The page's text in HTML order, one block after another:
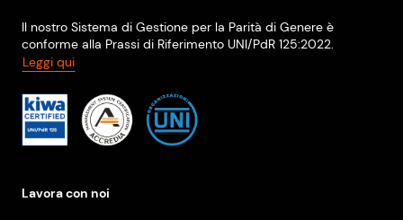
Il nostro Sistema di Gestione per la Parità di Genere è
conforme alla Prassi di Riferimento UNI/PdR 125:2022.
Leggi qui
Lavora con noi